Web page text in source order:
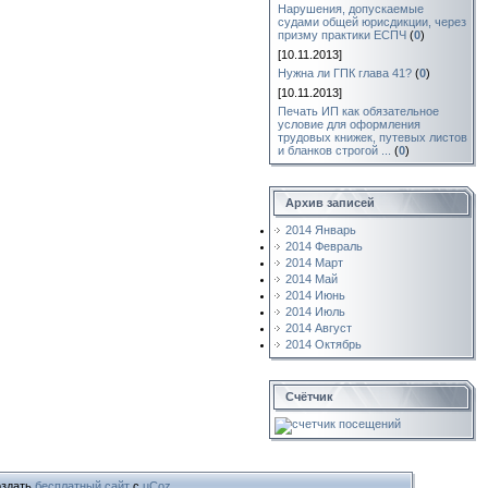
Нарушения, допускаемые
судами общей юрисдикции, через
призму практики ЕСПЧ (0)
[10.11.2013]
Нужна ли ГПК глава 41? (0)
[10.11.2013]
Печать ИП как обязательное
условие для оформления
трудовых книжек, путевых листов
и бланков строгой ...
(0)
Архив записей
2014 Январь
2014 Февраль
2014 Март
2014 Май
2014 Июнь
2014 Июль
2014 Август
2014 Октябрь
Счётчик